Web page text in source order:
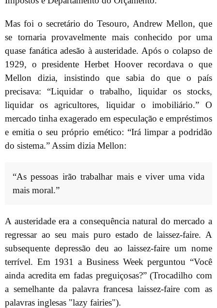
Mas foi o secretário do Tesouro, Andrew Mellon, que
se tornaria provavelmente mais conhecido por uma
quase fanática adesão à austeridade. Após o colapso de
1929, o presidente Herbet Hoover recordava o que
Mellon dizia, insistindo que sabia do que o país
precisava: “Liquidar o trabalho, liquidar os stocks,
liquidar os agricultores, liquidar o imobiliário.” O
mercado tinha exagerado em especulação e empréstimos
e emitia o seu próprio emético: “Irá limpar a podridão
do sistema.” Assim dizia Mellon:
“As pessoas irão trabalhar mais e viver uma vida
mais moral.”
A austeridade era a consequência natural do mercado a
regressar ao seu mais puro estado de laissez-faire. A
subsequente depressão deu ao laissez-faire um nome
terrível. Em 1931 a Business Week perguntou “Você
ainda acredita em fadas preguiçosas?” (Trocadilho com
a semelhante da palavra francesa laissez-faire com as
palavras inglesas "lazy fairies").